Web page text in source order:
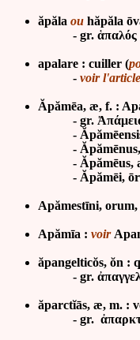
ăpăla ou hăpăla
- gr. ἁπαλός :
apalare : cuiller (
- voir l'article
Ăpămēa, æ, f. :
- gr.
- Ăpămēensis
- Ăpămēnus,
- Ăpămēus, a,
- Ăpămēi,
Apămestīni,
Apămīa : voir
ăpangelticŏs, ŏn :
- gr.
ăparctĭās, æ, m. :
- gr.